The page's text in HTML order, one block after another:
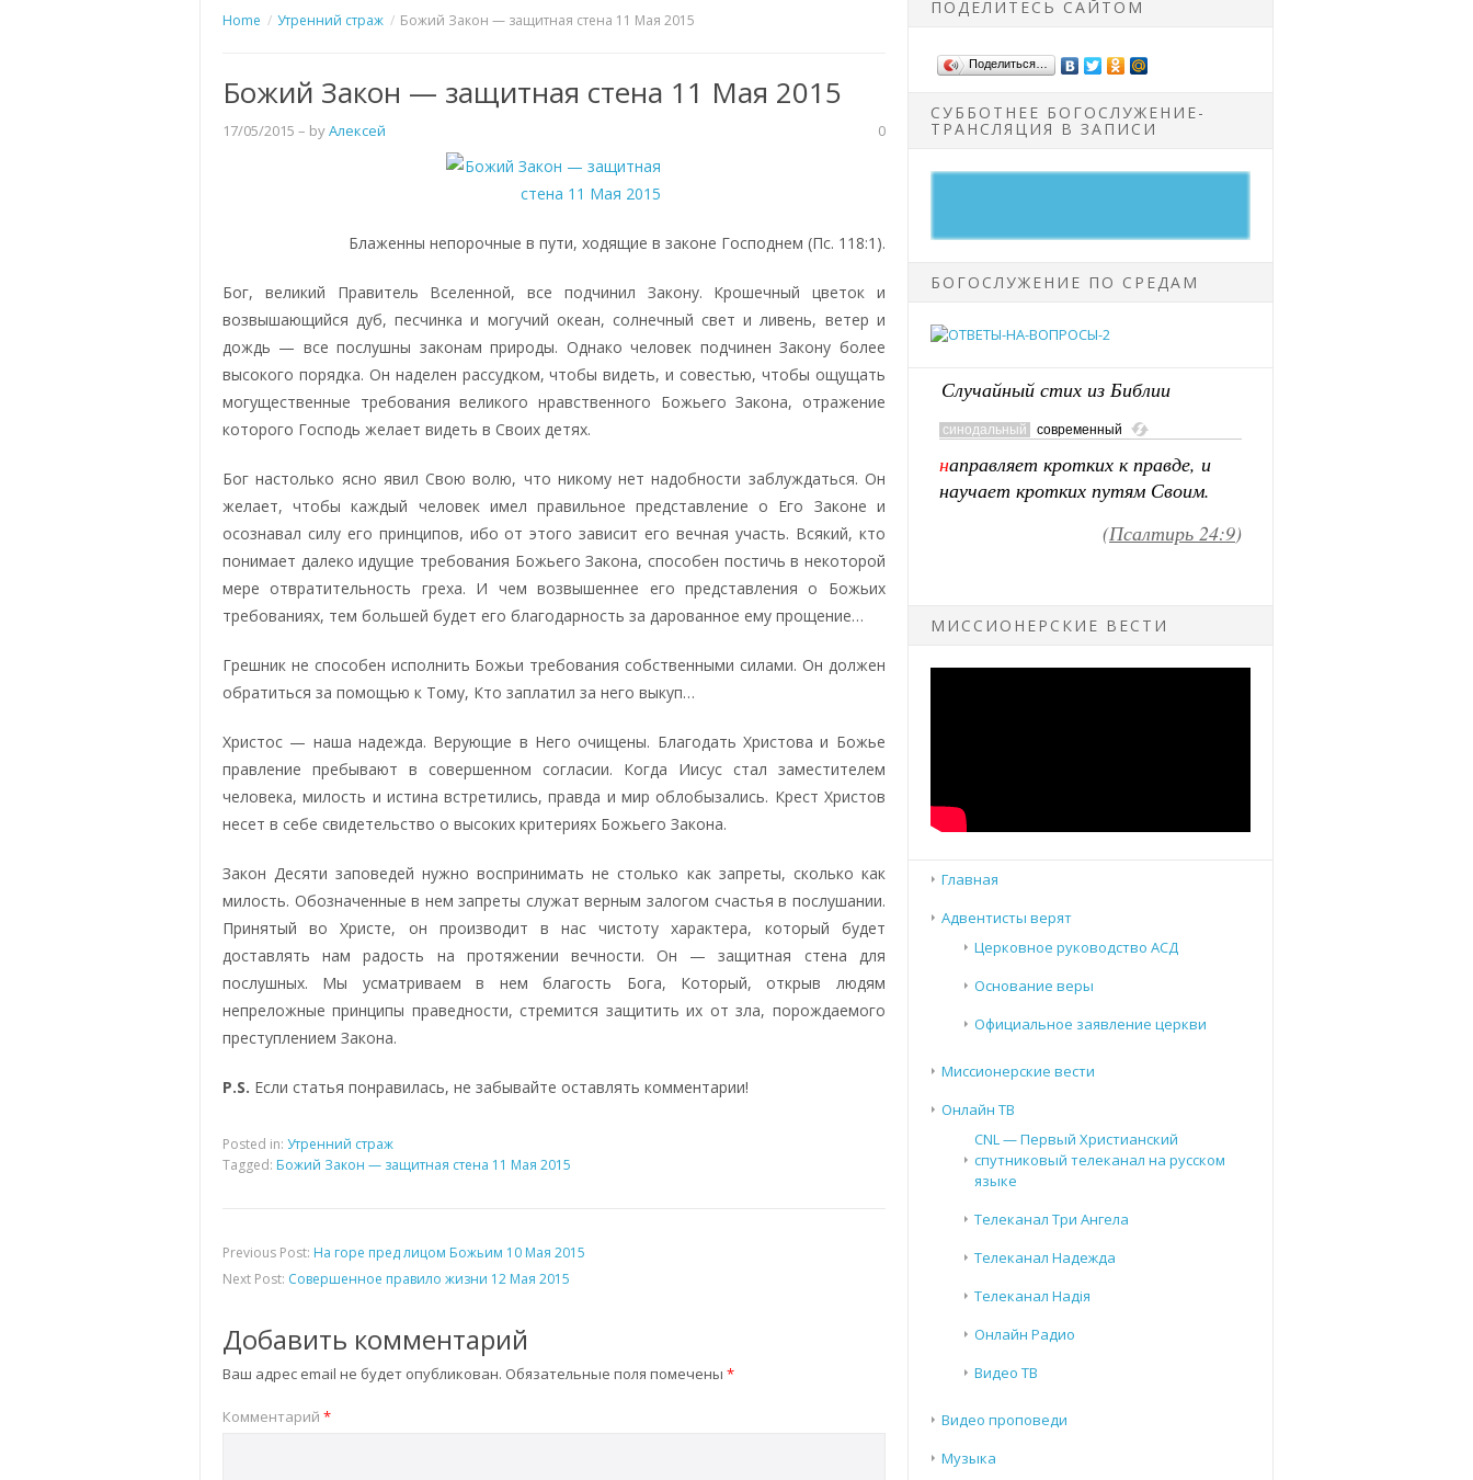
Home Утренний страж Божий Закон — защитная стена 11 Мая 2015
Божий Закон — защитная стена 11 Мая 2015
17/05/2015 – byАлексей 0
Блаженны непорочные в пути, ходящие в законе Господнем (Пс. 118:1).
Бог, великий Правитель Вселенной, все подчинил Закону. Крошечный цветок и
возвышающийся дуб, песчинка и могучий океан, солнечный свет и ливень, ветер и
дождь — все послушны законам природы. Однако человек подчинен Закону более
высокого порядка. Он наделен рассудком, чтобы видеть, и совестью, чтобы ощущать
могущественные требования великого нравственного Божьего Закона, отражение
которого Господь желает видеть в Своих детях.
Бог настолько ясно явил Свою волю, что никому нет надобности заблуждаться. Он
желает, чтобы каждый человек имел правильное представление о Его Законе и
осознавал силу его принципов, ибо от этого зависит его вечная участь. Всякий, кто
понимает далеко идущие требования Божьего Закона, способен постичь в некоторой
мере отвратительность греха. И чем возвышеннее его представления о Божьих
требованиях, тем большей будет его благодарность за дарованное ему прощение…
Грешник не способен исполнить Божьи требования собственными силами. Он должен
обратиться за помощью к Тому, Кто заплатил за него выкуп…
Христос — наша надежда. Верующие в Него очищены. Благодать Христова и Божье
правление пребывают в совершенном согласии. Когда Иисус стал заместителем
человека, милость и истина встретились, правда и мир облобызались. Крест Христов
несет в себе свидетельство о высоких критериях Божьего Закона.
Закон Десяти заповедей нужно воспринимать не столько как запреты, сколько как
милость. Обозначенные в нем запреты служат верным залогом счастья в послушании.
Принятый во Христе, он производит в нас чистоту характера, который будет
доставлять нам радость на протяжении вечности. Он — защитная стена для
послушных. Мы усматриваем в нем благость Бога, Который, открыв людям
непреложные принципы праведности, стремится защитить их от зла, порождаемого
преступлением Закона.
P.S. Если статья понравилась, не забывайте оставлять комментарии!
Posted in: Утренний страж
Tagged: Божий Закон — защитная стена 11 Мая 2015
Previous Post: На горе пред лицом Божьим 10 Мая 2015
Next Post: Совершенное правило жизни 12 Мая 2015
Добавить комментарий
Ваш адрес email не будет опубликован. Обязательные поля помечены *
Комментарий *
ПОДЕЛИТЕСЬ САЙТОМ
Поделиться…
СУББОТНЕЕ БОГОСЛУЖЕНИЕ-
ТРАНСЛЯЦИЯ В ЗАПИСИ
БОГОСЛУЖЕНИЕ ПО СРЕДАМ
Случайный стих из Библии
МИССИОНЕРСКИЕ ВЕСТИ
Главная
Адвентисты верят
Церковное руководство АСД
Основание веры
Официальное заявление церкви
Миссионерские вести
Онлайн ТВ
CNL — Первый Христианский
спутниковый телеканал на русском
языке
Телеканал Три Ангела
Телеканал Надежда
Телеканал Надія
Онлайн Радио
Видео ТВ
Видео проповеди
Музыка